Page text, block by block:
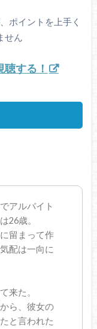
ポイントを上手く
せん
する！
アルバイト
26歳。
留まって作
配は一向に
来た。
ら、彼女の
と言われた